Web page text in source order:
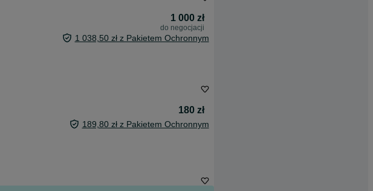
1 000 zł
do negocjacji
1 038,50 zł z Pakietem Ochronnym
180 zł
189,80 zł z Pakietem Ochronnym